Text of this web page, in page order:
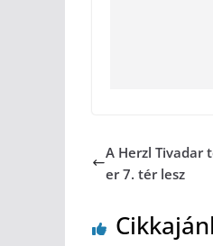
A Herzl Tivadar
er 7. tér lesz